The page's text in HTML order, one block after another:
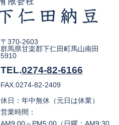
〒370-2603
群馬県甘楽郡下仁田町馬山南田
5910
TEL.0274-82-6166
FAX.0274-82-2409
休日：年中無休（元日は休業）
営業時間：